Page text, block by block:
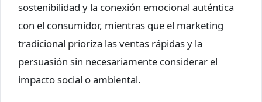
sostenibilidad y la conexión emocional auténtica
con el consumidor, mientras que el marketing
tradicional prioriza las ventas rápidas y la
persuasión sin necesariamente considerar el
impacto social o ambiental.